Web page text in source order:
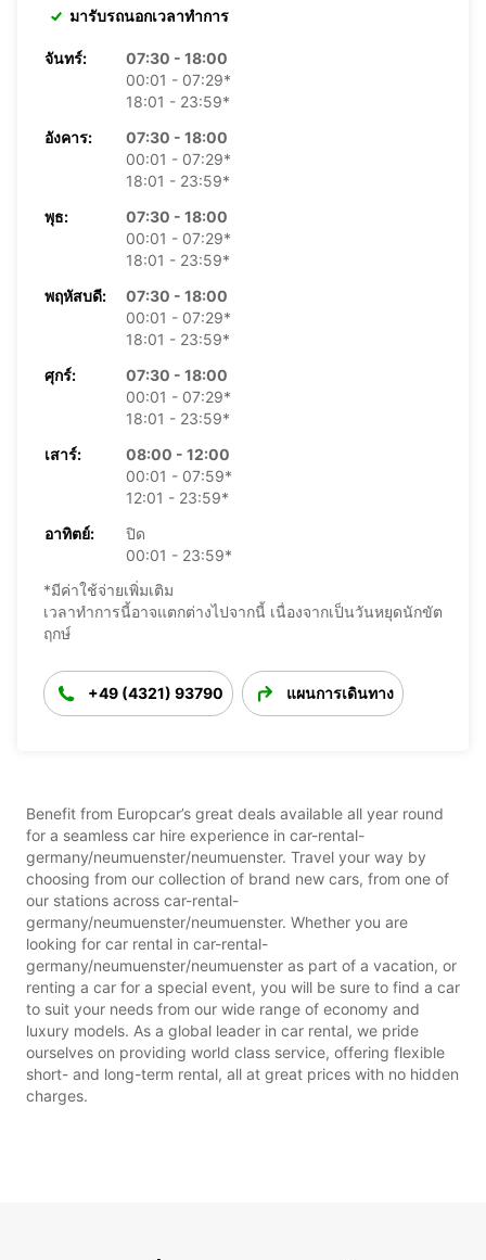
มารับรถนอกเวลาทำการ
จันทร์:
07:30 - 18:00
00:01 - 07:29*
18:01 - 23:59*
อังคาร:
07:30 - 18:00
00:01 - 07:29*
18:01 - 23:59*
พุธ:
07:30 - 18:00
00:01 - 07:29*
18:01 - 23:59*
พฤหัสบดี:
07:30 - 18:00
00:01 - 07:29*
18:01 - 23:59*
ศุกร์:
07:30 - 18:00
00:01 - 07:29*
18:01 - 23:59*
เสาร์:
08:00 - 12:00
00:01 - 07:59*
12:01 - 23:59*
อาทิตย์:
ปิด
00:01 - 23:59*
*มีค่าใช้จ่ายเพิ่มเติม
เวลาทำการนี้อาจแตกต่างไปจากนี้ เนื่องจากเป็นวันหยุดนักขัต
ฤกษ์
+49 (4321) 93790 แผนการเดินทาง
Benefit from Europcar’s great deals available all year round
for a seamless car hire experience in car-rental-
germany/neumuenster/neumuenster. Travel your way by
choosing from our collection of brand new cars, from one of
our stations across car-rental-
germany/neumuenster/neumuenster. Whether you are
looking for car rental in car-rental-
germany/neumuenster/neumuenster as part of a vacation, or
renting a car for a special event, you will be sure to find a car
to suit your needs from our wide range of economy and
luxury models. As a global leader in car rental, we pride
ourselves on providing world class service, offering flexible
short- and long-term rental, all at great prices with no hidden
charges.